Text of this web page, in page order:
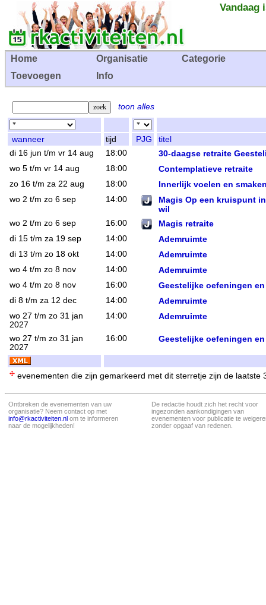
Vandaag
Home Organisatie
Categorie
Toevoegen
Info
toon alles
wanneer tijd PJG
titel
di 16 jun t/m vr 14 aug
18:00 30-daagse retraite
wo 5 t/m vr 14 aug 18:00 Contemplatieve retraite
zo 16 t/m za 22 aug 18:00 Innerlijk voelen en
wo 2 t/m zo 6 sep 14:00
Magis Op een kruispunt
wil
wo 2 t/m zo 6 sep 16:00 Magis retraite
di 15 t/m za 19 sep 14:00 Ademruimte
di 13 t/m zo 18 okt 14:00 Ademruimte
wo 4 t/m zo 8 nov 14:00 Ademruimte
wo 4 t/m zo 8 nov 16:00 Geestelijke oefeningen
di 8 t/m za 12 dec 14:00 Ademruimte
wo 27 t/m zo 31 jan
2027
14:00 Ademruimte
wo 27 t/m zo 31 jan
2027
16:00 Geestelijke oefeningen
evenementen die zijn gemarkeerd met dit sterretje zijn de laatste
Ontbreken de evenementen van uw
organisatie? Neem contact op met
info@rkactiviteiten.nl om te informeren
naar de mogelijkheden!
De redactie houdt zich het recht voor
ingezonden aankondigingen van
evenementen voor publicatie te
zonder opgaaf van redenen.